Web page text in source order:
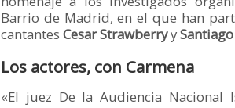
Barrio de Madrid, en el que han
cantantes Cesar Strawberryy
Los actores, con Carmena
«El juez De la Audiencia Nacional